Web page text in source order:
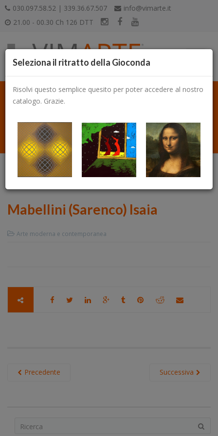
030.097.58.52 | 339.36.67.507
info@vimarte.it
21.00 - 00.30 Ch 126 DTT
Mabellini (Sarenco) Isaia
Arte moderna e contemporanea
Successiva
Precedente
Seleziona il ritratto della Gioconda
Risolvi questo semplice quesito per poter accedere al nostro
catalogo. Grazie.